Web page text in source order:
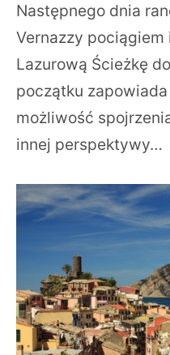
Następnego dnia
Vernazzy
Lazurową Ścieżkę
początku
możliwość
innej perspektywy…